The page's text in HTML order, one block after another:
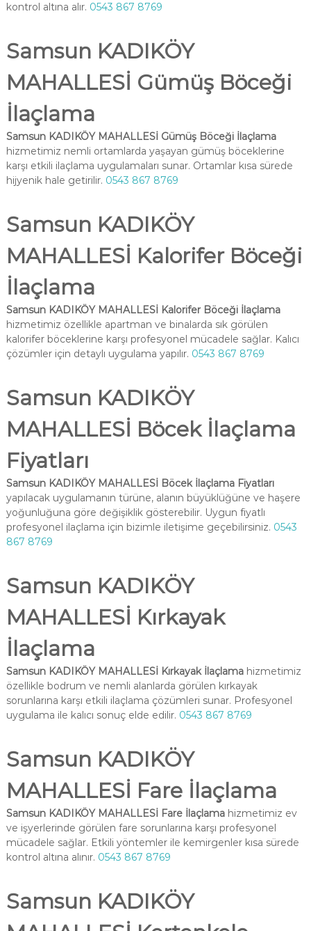
kontrol altına alır. 0543 867 8769
Samsun KADIKÖY
MAHALLESİ Gümüş Böceği
İlaçlama
Samsun KADIKÖY MAHALLESİ Gümüş Böceği İlaçlama
hizmetimiz nemli ortamlarda yaşayan gümüş böceklerine
karşı etkili ilaçlama uygulamaları sunar. Ortamlar kısa sürede
hijyenik hale getirilir. 0543 867 8769
Samsun KADIKÖY
MAHALLESİ Kalorifer Böceği
İlaçlama
Samsun KADIKÖY MAHALLESİ Kalorifer Böceği İlaçlama
hizmetimiz özellikle apartman ve binalarda sık görülen
kalorifer böceklerine karşı profesyonel mücadele sağlar. Kalıcı
çözümler için detaylı uygulama yapılır. 0543 867 8769
Samsun KADIKÖY
MAHALLESİ Böcek İlaçlama
Fiyatları
Samsun KADIKÖY MAHALLESİ Böcek İlaçlama Fiyatları
yapılacak uygulamanın türüne, alanın büyüklüğüne ve haşere
yoğunluğuna göre değişiklik gösterebilir. Uygun fiyatlı
profesyonel ilaçlama için bizimle iletişime geçebilirsiniz. 0543
867 8769
Samsun KADIKÖY
MAHALLESİ Kırkayak
İlaçlama
Samsun KADIKÖY MAHALLESİ Kırkayak İlaçlamahizmetimiz
özellikle bodrum ve nemli alanlarda görülen kırkayak
sorunlarına karşı etkili ilaçlama çözümleri sunar. Profesyonel
uygulama ile kalıcı sonuç elde edilir. 0543 867 8769
Samsun KADIKÖY
MAHALLESİ Fare İlaçlama
Samsun KADIKÖY MAHALLESİ Fare İlaçlamahizmetimiz ev
ve işyerlerinde görülen fare sorunlarına karşı profesyonel
mücadele sağlar. Etkili yöntemler ile kemirgenler kısa sürede
kontrol altına alınır. 0543 867 8769
Samsun KADIKÖY